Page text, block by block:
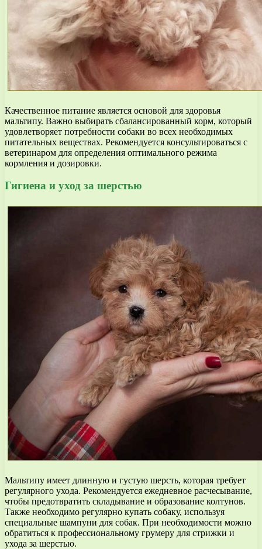
Качественное питание является основой для здоровья
мальтипу. Важно выбирать сбалансированный корм, который
удовлетворяет потребности собаки во всех необходимых
питательных веществах. Рекомендуется консультироваться с
ветеринаром для определения оптимального режима
кормления и дозировки.
Гигиена и уход за шерстью
Мальтипу имеет длинную и густую шерсть, которая требует
регулярного ухода. Рекомендуется ежедневное расчесывание,
чтобы предотвратить складывание и образование колтунов.
Также необходимо регулярно купать собаку, используя
специальные шампуни для собак. При необходимости можно
обратиться к профессиональному грумеру для стрижки и
ухода за шерстью.